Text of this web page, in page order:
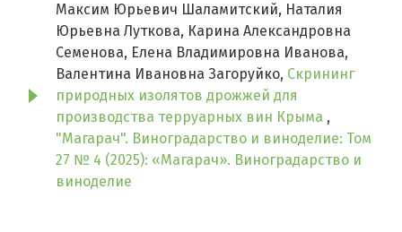
Максим Юрьевич Шаламитский, Наталия
Юрьевна Луткова, Карина Александровна
Семенова, Елена Владимировна Иванова,
Валентина Ивановна Загоруйко, Скрининг
природных изолятов дрожжей для
производства терруарных вин Крыма ,
"Магарач". Виноградарство и виноделие: Том
27 № 4 (2025): «Магарач». Виноградарство и
виноделие